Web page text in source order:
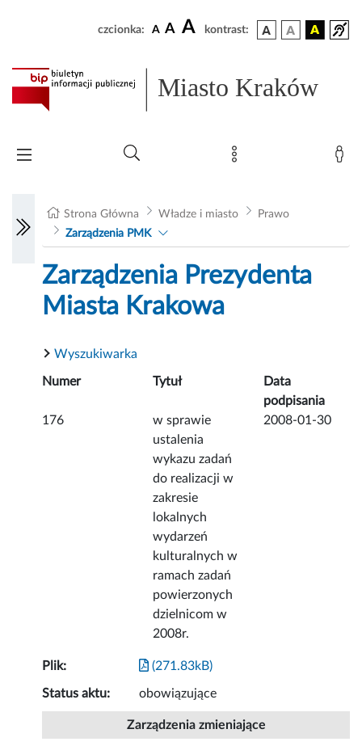
czcionka: A A A kontrast:
Miasto Kraków
Strona Główna Władze i miasto
Prawo
Zarządzenia PMK
Zarządzenia Prezydenta
Miasta Krakowa
Wyszukiwarka
Numer Tytuł
Data
podpisania
176
w sprawie
ustalenia
wykazu zadań
do realizacji w
zakresie
lokalnych
wydarzeń
kulturalnych w
ramach zadań
powierzonych
dzielnicom w
2008r.
2008-01-30
Plik: (271.83kB)
Status aktu: obowiązujące
Zarządzenia zmieniające